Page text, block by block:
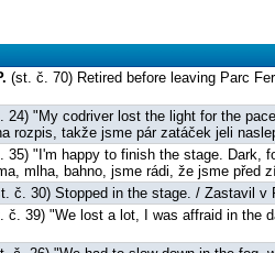
(st. č. 70) Retired before leaving Parc
24) "My codriver lost the light for the
rozpis, takže jsme pár zatáček jeli
35) "I'm happy to finish the stage. Dark,
mlha, bahno, jsme rádi, že jsme před
č. 30) Stopped in the stage. / Zastavil v
č. 39) "We lost a lot, I was affraid in the